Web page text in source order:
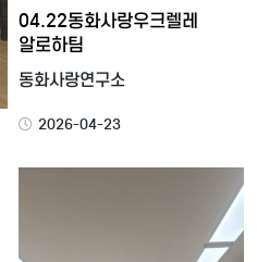
04.22동화사랑우크렐레
알로하팀
동화사랑연구소
2026-04-23